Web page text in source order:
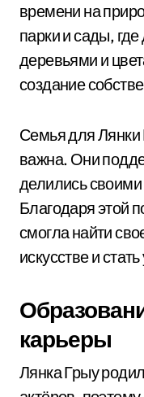
времени на
парки и сады,
деревьями и
создание
Семья для Лянки
важна. Они
делились
Благодаря этой
смогла найти
искусстве и
карьеры
Лянка Грыу